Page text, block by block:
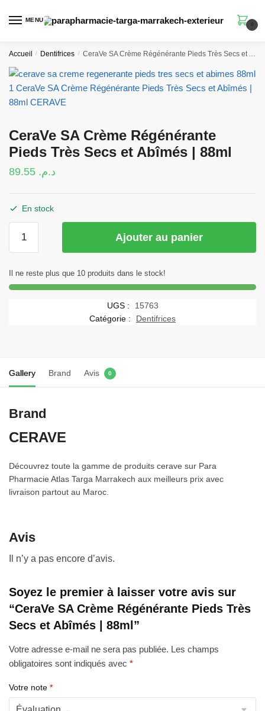
MENU
0
Accueil / Dentifrices / CeraVe SA Crème Régénérante Pieds Très Secs et Abîmés | 88ml
CeraVe SA Crème Régénérante
Pieds Très Secs et Abîmés | 88ml
د.م.
En stock
SA
Crème
Abîmés
|
Ajouter au panier
Il ne reste plus que 10 produits dans le stock!
UGS :
15763
Catégorie :
Dentifrices
Gallery Brand Avis 0
Brand
CERAVE
Découvrez toute la gamme de produits cerave sur Para
Pharmacie Atlas Targa Marrakech aux meilleurs prix avec
livraison partout au Maroc.
Avis
Il n’y a pas encore d’avis.
Soyez le premier à laisser votre avis sur
“CeraVe SA Crème Régénérante Pieds Très
Secs et Abîmés | 88ml”
Votre adresse e-mail ne sera pas publiée. Les champs
obligatoires sont indiqués avec *
Votre note *